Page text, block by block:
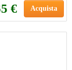
€ Acquista